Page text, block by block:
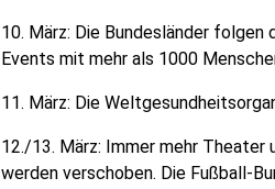
10. März: Die Bundesländer folgen
Events mit mehr als 1000
11. März: Die
12./13. März: Immer mehr
werden verschoben. Die Fußball-